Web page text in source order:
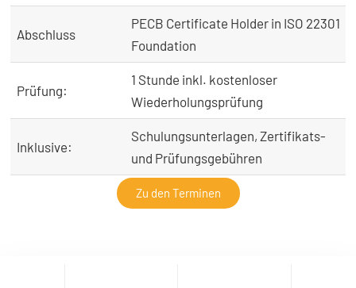
Abschluss
PECB Certificate Holder in ISO 22301
Foundation
Prüfung:
1 Stunde inkl. kostenloser
Wiederholungsprüfung
Inklusive:
Schulungsunterlagen, Zertifikats-
und Prüfungsgebühren
Zu den Terminen